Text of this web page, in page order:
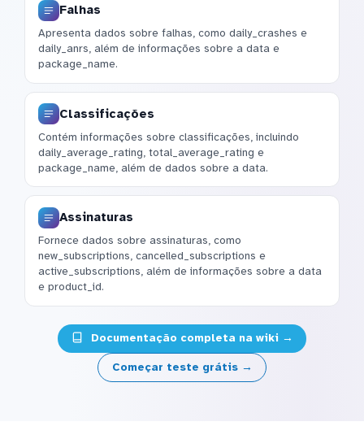
Falhas
Apresenta dados sobre falhas, como daily_crashes e
daily_anrs, além de informações sobre a data e
package_name.
Classificações
Contém informações sobre classificações, incluindo
daily_average_rating, total_average_rating e
package_name, além de dados sobre a data.
Assinaturas
Fornece dados sobre assinaturas, como
new_subscriptions, cancelled_subscriptions e
active_subscriptions, além de informações sobre a data
e product_id.
Documentação completa na wiki →
Começar teste grátis →